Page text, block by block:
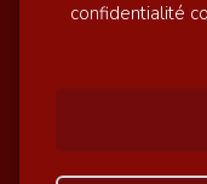
confidentialité